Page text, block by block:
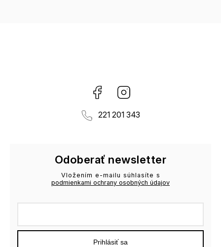
Facebook
221 201 343
Odoberať newsletter
Vložením e-mailu súhlasíte s
podmienkami ochrany osobných údajov
Prihlásiť sa